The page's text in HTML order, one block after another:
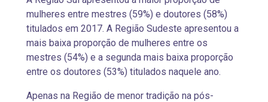
mulheres entre mestres (59%) e doutores (58%)
titulados em 2017. A Região Sudeste apresentou a
mais baixa proporção de mulheres entre os
mestres (54%) e a segunda mais baixa proporção
entre os doutores (53%) titulados naquele ano.
Apenas na Região de menor tradição na pós-